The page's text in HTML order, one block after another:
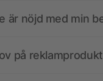
är nöjd med min
på